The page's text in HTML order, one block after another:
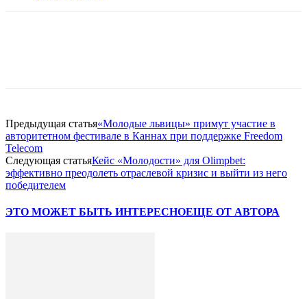
Предыдущая статья«Молодые львицы» примут участие в
авторитетном фестивале в Каннах при поддержке Freedom
Telecom
Следующая статьяКейс «Молодости» для Olimpbet:
эффективно преодолеть отраслевой кризис и выйти из него
победителем
ЭТО МОЖЕТ БЫТЬ ИНТЕРЕСНОЕЩЕ ОТ АВТОРА